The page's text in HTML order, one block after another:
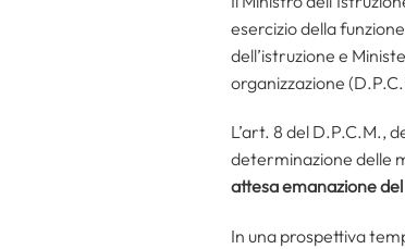
esercizio della
dell’istruzione e
organizzazione
L’art. 8 del D.P.C.M.,
determinazione delle
attesa emanazione
In una prospettiva